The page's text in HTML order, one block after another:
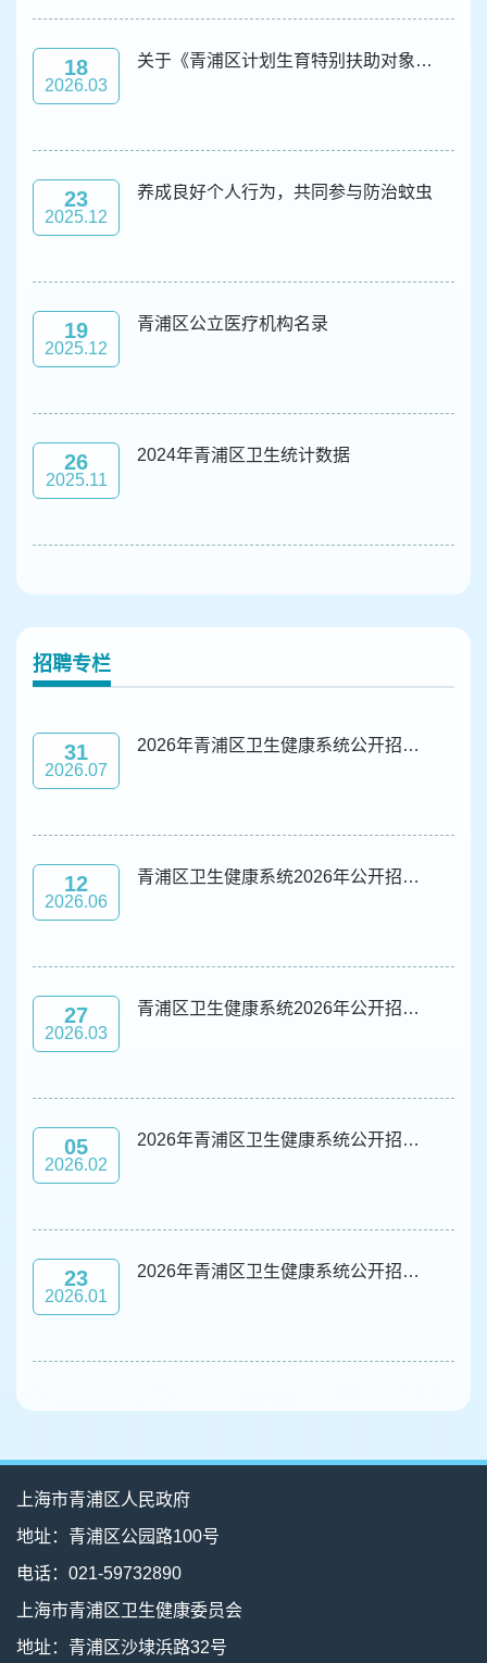
18
2026.03
关于《青浦区计划生育特别扶助对象医疗帮扶项目实施办法》的解读
23
2025.12
养成良好个人行为，共同参与防治蚊虫
19
2025.12
青浦区公立医疗机构名录
26
2025.11
2024年青浦区卫生统计数据
招聘专栏
31
2026.07
2026年青浦区卫生健康系统公开招聘卫生类专业技术人员成绩公示
12
2026.06
青浦区卫生健康系统2026年公开招聘卫生技术人员第二批新进人员（公示）
27
2026.03
青浦区卫生健康系统2026年公开招聘卫生技术人员第一批新进人员（公示）
05
2026.02
2026年青浦区卫生健康系统公开招聘卫生类专业技术人员成绩公示2
23
2026.01
2026年青浦区卫生健康系统公开招聘卫生类专业技术人员成绩公示
上海市青浦区人民政府
地址：青浦区公园路100号
电话：021-59732890
上海市青浦区卫生健康委员会
地址：青浦区沙埭浜路32号